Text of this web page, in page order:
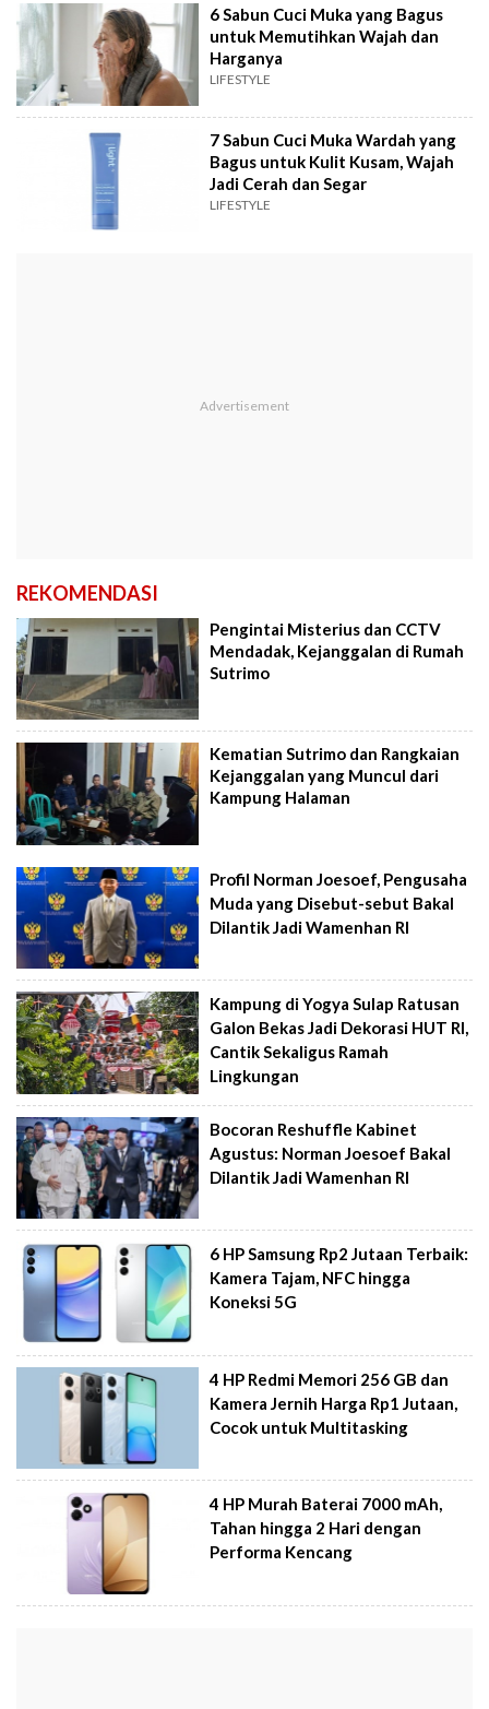
6 Sabun Cuci Muka yang Bagus
untuk Memutihkan Wajah dan
Harganya
LIFESTYLE
7 Sabun Cuci Muka Wardah yang
Bagus untuk Kulit Kusam, Wajah
Jadi Cerah dan Segar
LIFESTYLE
REKOMENDASI
Pengintai Misterius dan CCTV
Mendadak, Kejanggalan di Rumah
Sutrimo
Kematian Sutrimo dan Rangkaian
Kejanggalan yang Muncul dari
Kampung Halaman
Profil Norman Joesoef, Pengusaha
Muda yang Disebut-sebut Bakal
Dilantik Jadi Wamenhan RI
Kampung di Yogya Sulap Ratusan
Galon Bekas Jadi Dekorasi HUT RI,
Cantik Sekaligus Ramah
Lingkungan
Bocoran Reshuffle Kabinet
Agustus: Norman Joesoef Bakal
Dilantik Jadi Wamenhan RI
6 HP Samsung Rp2 Jutaan Terbaik:
Kamera Tajam, NFC hingga
Koneksi 5G
4 HP Redmi Memori 256 GB dan
Kamera Jernih Harga Rp1 Jutaan,
Cocok untuk Multitasking
4 HP Murah Baterai 7000 mAh,
Tahan hingga 2 Hari dengan
Performa Kencang